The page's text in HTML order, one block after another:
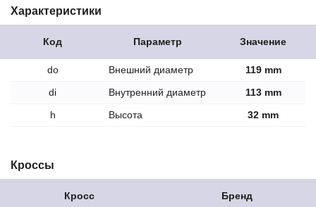
Характеристики
Код Параметр Значение
do Внешний диаметр
119 mm
di
Внутренний диаметр
113 mm
h
Высота 32 mm
Кроссы
Кросс Бренд